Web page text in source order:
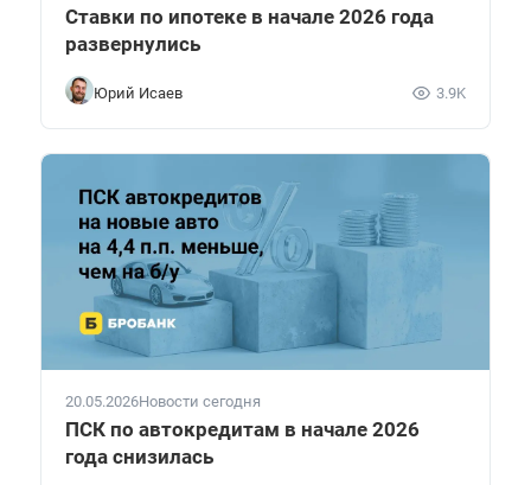
Ставки по ипотеке в начале 2026 года
развернулись
Юрий Исаев 3.9K
20.05.2026Новости сегодня
ПСК по автокредитам в начале 2026
года снизилась